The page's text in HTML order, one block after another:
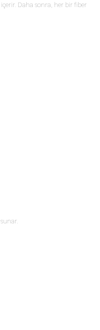
içerir. Daha sonra, her bir fiber
sunar.